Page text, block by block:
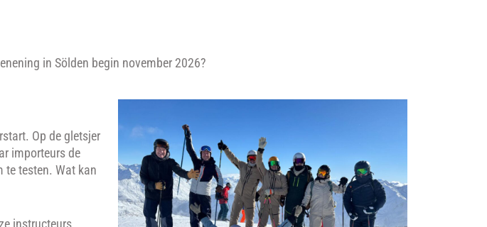
in Sölden begin november 2026?
Op de gletsjer
importeurs de
te testen. Wat kan